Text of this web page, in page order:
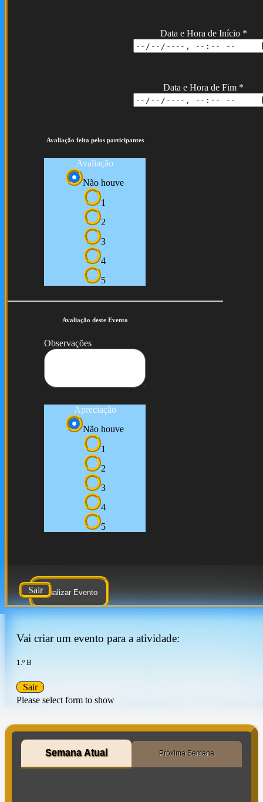
Data e Hora de Início *
Data e Hora de Fim *
Avaliação feita pelos participantes
Avaliação
Não houve
1
2
3
4
5
Avaliação deste Evento
Observações
Apreciação
Não houve
1
2
3
4
5
Atualizar Evento
Sair
Vai criar um evento para a atividade:
1.º B
Please select form to show
Sair
Semana Atual Próxima Semana